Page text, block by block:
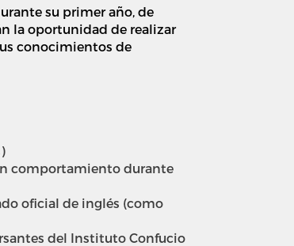
su primer año, de
la oportunidad de realizar
conocimientos de
comportamiento durante
oficial de inglés (como
del Instituto Confucio